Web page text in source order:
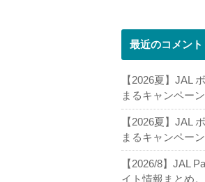
最近のコメント
【2026夏】JAL
まるキャンペーン
【2026夏】JAL
まるキャンペーン
【2026/8】JAL
イト情報まとめ。